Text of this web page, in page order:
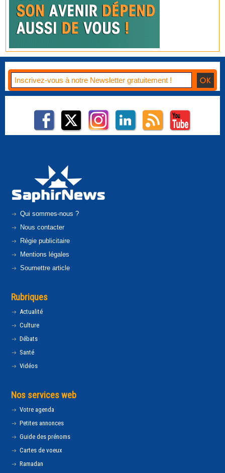
Qui sommes-nous ?
Nous contacter
Régie publicitaire
Mentions légales
Soumettre article
Rubriques
Actualité
Culture
Débats
Santé
Vidéos
Nos services web
Votre agenda
Petites annonces
Guide des prénoms
Cartes de voeux
Ramadan